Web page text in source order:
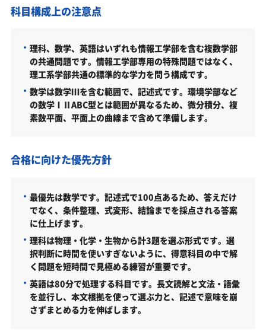
東京都市大学情報工学部の入試方式
共通テスト利用入試・前期（5教科基準点型）（理系重
点方式／2026年度）
共通テスト利用入試・前期（6教科基準点型）（理系重
点方式／2026年度）
一般選抜・前期（3教科型）（情報工学部／2026年度）
／2026年度）
一般選抜・後期（2教科型）（情報工学部／2026年度）
共通テスト利用入試・後期（6教科型）（理系重点方式
／2026年度）
東京都市大学情報工学部はどんなところ？
学科・専攻（コース）の概要
難易度（前年度の入試結果に基づく指標）
取得できる資格・主な卒業後の進路
科目構成上の注意点
理科、数学、英語はいずれも情報工学部を含む複数学部
の共通問題です。情報工学部専用の特殊問題ではなく、
理工系学部共通の標準的な学力を問う構成です。
数学は数学Ⅲを含む範囲で、記述式です。環境学部など
の数学ⅠⅡABC型とは範囲が異なるため、微分積分、複
素数平面、平面上の曲線まで含めて準備します。
合格に向けた優先方針
最優先は数学です。記述式で100点あるため、答えだけ
でなく、条件整理、式変形、結論までを採点される答案
に仕上げます。
理科は物理・化学・生物から計3題を選ぶ形式です。選
択判断に時間を使いすぎないように、得意科目の中で解
く問題を短時間で見極める練習が重要です。
英語は80分で処理する科目です。長文読解と文法・語彙
を並行し、本文根拠を使って選ぶ力と、記述で意味を崩
さずまとめる力を伸ばします。